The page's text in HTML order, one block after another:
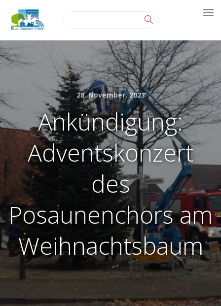
28. November, 2023
Ankündigung:
Adventskonzert
des
Posaunenchors am
Weihnachtsbaum